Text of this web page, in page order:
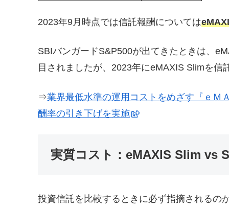
2023年9月時点では信託報酬については
SBIバンガードS&P500が出てきたときは、
目されましたが、2023年にeMAXIS Slimを
⇒業界最低水準の運用コストをめざす『ｅ
酬率の引き下げを実施
実質コスト：eMAXIS Slim vs
投資信託を比較するときに必ず指摘されるの